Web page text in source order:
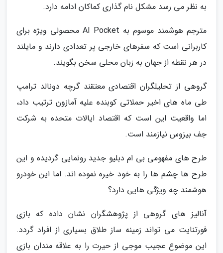
به نظر می رسد مشکل نام گذاری کماکان ادامه دارد.
مترجم هوشمند موسوم به AI Pocket محصولی ویژه برای
کاربرانی است که سفرهای خارجی پر تعدادی دارند و مایلند
در هر نقطه از جهان به زبان محلی سخن بگویند.
گروهی از تحلیلگران اقتصادی معتقند گرچه دونالد ترامپ
طی ماه های اخیر حملاتی کوبنده علیه آمازون ترتیب داد،
اما واقعیت این است که اقتصاد ایالات متحده به شرکت
جف بیزوس نیازمند است.
طرح های مفهومی بی ام دبلیو جدید رونمایی گردیده و این
طرح ها چشم ها را به خود خیره نموده اند. اما این خودرو
هوشمند چه ویژگی هایی دارد؟
آنالیز های گروهی از پژوهشگران نشان داده که بازی
فورتنایت می تواند زمینه ساز طلاق بسیاری از افراد گردد.
این موضوع عجیب موجی از حیرت را به علاقه مندان بازی